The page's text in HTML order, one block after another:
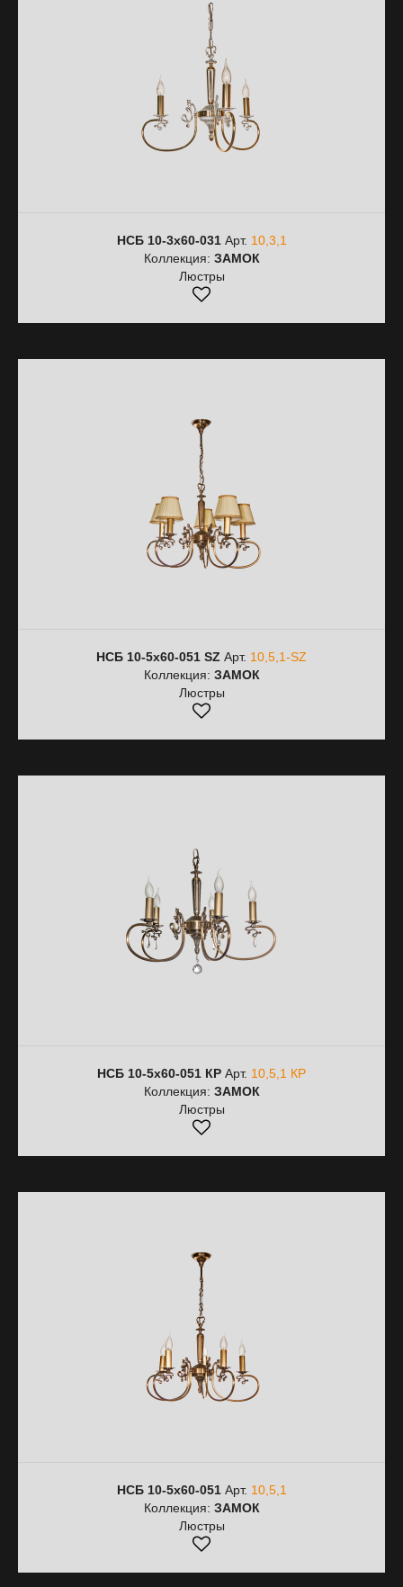
НСБ 10-3х60-031Арт. 10,3,1
Коллекция: ЗАМОК
Люстры
НСБ 10-5х60-051 SZ Арт. 10,5,1-SZ
Коллекция: ЗАМОК
Люстры
НСБ 10-5х60-051 КР Арт. 10,5,1 КР
Коллекция: ЗАМОК
Люстры
НСБ 10-5х60-051Арт. 10,5,1
Коллекция: ЗАМОК
Люстры